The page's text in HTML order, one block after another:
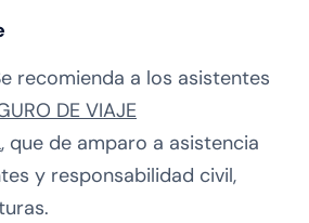
recomienda a los asistentes
DE VIAJE
, que de amparo a asistencia
y responsabilidad civil,